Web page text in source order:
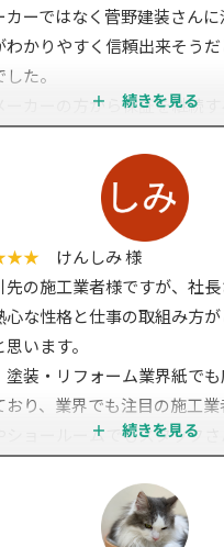
カーではなく菅野建装さんに
わかりやすく信頼出来そう
た。
ーカーの方から保証を継続す
とのことで、検査をしてい
出ましたので報告させてくだ
弱、基礎、外装、屋根、バル
まなく調べていただきました
細かいところまできれいに
ていただきました。土台の水
ルコニーの細かいところな
ないところをとても褒めてい
探そうとしたけど、無理だっ
菅野さんに報告しなければと
っても外壁はきれいです。と
けんしみ 様
先の施工業者様ですが、社
心な性格と仕事の取組み方
います。
塗装・リフォーム業界紙で
おり、業界でも注目の施工業
ショールームでもスタッフさ
拶をしてくれます。社風な
晴らしい会社です。
事を依頼するなら、やはり丁